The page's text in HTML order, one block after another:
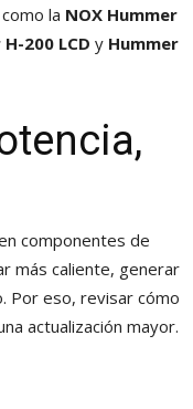
la NOX Hummer
200 LCD y Hummer
componentes de
más caliente, generar
Por eso, revisar cómo
actualización mayor.